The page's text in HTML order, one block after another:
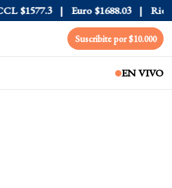
$1577.3 Euro $1688.03 Riesgo
Suscribite por $10.000
EN VIVO